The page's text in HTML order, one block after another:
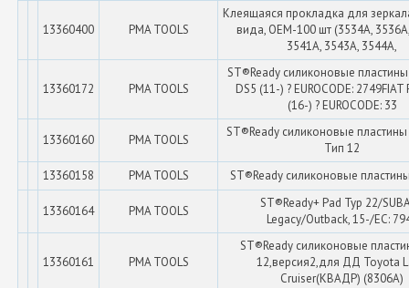
13360400 PMA TOOLS
Клеящаяся прокладка для
вида, OEM-100 шт (3534A,
3541A, 3543A, 3544A,
13360172 PMA TOOLS
ST®Ready силиконовые пластины
DS5 (11-) ? EUROCODE:
(16-) ? EUROCODE: 33
13360160 PMA TOOLS
ST®Ready силиконовые
Тип 12
13360158
PMA TOOLS ST®Ready силиконовые
13360164 PMA TOOLS
ST®Ready+ Pad Typ 22/
Legacy/Outback, 15-/EC:
13360161 PMA TOOLS
ST®Ready силиконовые
12,версия2,для ДД Toyota
Сruiser(КВАДР) (8306A)